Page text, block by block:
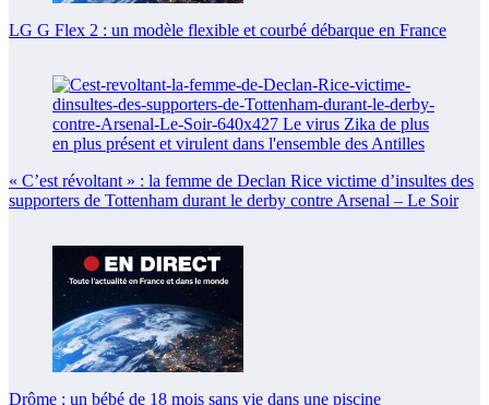
LG G Flex 2 : un modèle flexible et courbé débarque en France
« C’est révoltant » : la femme de Declan Rice victime d’insultes des
supporters de Tottenham durant le derby contre Arsenal – Le Soir
Drôme : un bébé de 18 mois sans vie dans une piscine